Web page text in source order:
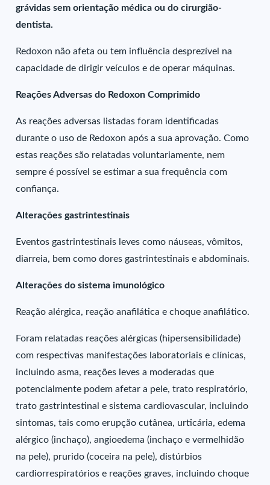
grávidas sem orientação médica ou do cirurgião-
dentista.
Redoxon não afeta ou tem influência desprezível na
capacidade de dirigir veículos e de operar máquinas.
Reações Adversas do Redoxon Comprimido
As reações adversas listadas foram identificadas
durante o uso de Redoxon após a sua aprovação. Como
estas reações são relatadas voluntariamente, nem
sempre é possível se estimar a sua frequência com
confiança.
Alterações gastrintestinais
Eventos gastrintestinais leves como náuseas, vômitos,
diarreia, bem como dores gastrintestinais e abdominais.
Alterações do sistema imunológico
Reação alérgica, reação anafilática e choque anafilático.
Foram relatadas reações alérgicas (hipersensibilidade)
com respectivas manifestações laboratoriais e clínicas,
incluindo asma, reações leves a moderadas que
potencialmente podem afetar a pele, trato respiratório,
trato gastrintestinal e sistema cardiovascular, incluindo
sintomas, tais como erupção cutânea, urticária, edema
alérgico (inchaço), angioedema (inchaço e vermelhidão
na pele), prurido (coceira na pele), distúrbios
cardiorrespiratórios e reações graves, incluindo choque